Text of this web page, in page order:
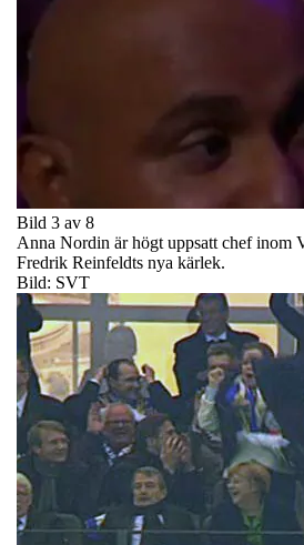
Bild 3 av 8
Anna Nordin är högt uppsatt chef inom
Fredrik Reinfeldts nya kärlek.
Bild: SVT